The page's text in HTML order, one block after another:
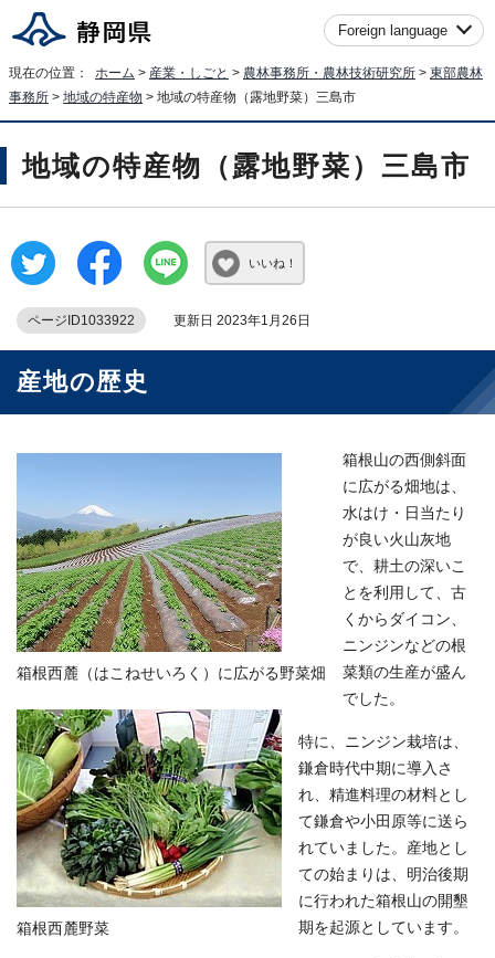
Foreign language
現在の位置： ホーム > 産業・しごと > 農林事務所・農林技術研究所 > 東部農林
事務所 > 地域の特産物 > 地域の特産物（露地野菜）三島市
地域の特産物（露地野菜）三島市
いいね！
ページID1033922 更新日 2023年1月26日
産地の歴史
箱根西麓（はこねせいろく）に広がる野菜畑
箱根西麓野菜
箱根山の西側斜面
に広がる畑地は、
水はけ・日当たり
が良い火山灰地
で、耕土の深いこ
とを利用して、古
くからダイコン、
ニンジンなどの根
菜類の生産が盛ん
でした。
特に、ニンジン栽培は、
鎌倉時代中期に導入さ
れ、精進料理の材料とし
て鎌倉や小田原等に送ら
れていました。産地とし
ての始まりは、明治後期
に行われた箱根山の開墾
期を起源としています。